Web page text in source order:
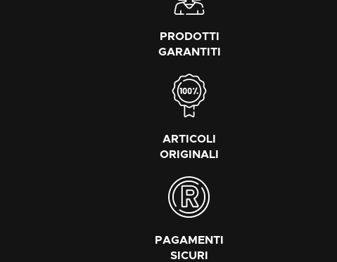
PRODOTTI
GARANTITI
ARTICOLI
ORIGINALI
PAGAMENTI
SICURI